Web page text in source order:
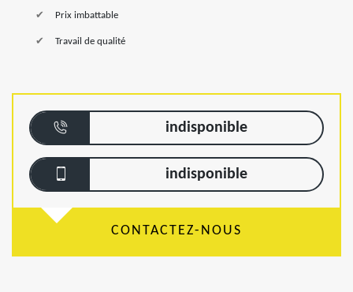
Prix imbattable
Travail de qualité
indisponible
indisponible
CONTACTEZ-NOUS